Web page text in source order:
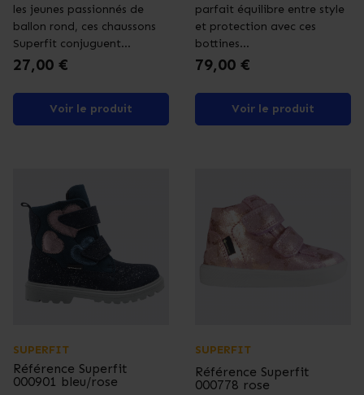
les jeunes passionnés de
ballon rond, ces chaussons
Superfit conjuguent...
Prix
27,00 €
Voir le produit
parfait équilibre entre style
et protection avec ces
bottines...
Prix
79,00 €
Voir le produit
SUPERFIT
Référence Superfit
000901 bleu/rose
SUPERFIT
Référence Superfit
000778 rose